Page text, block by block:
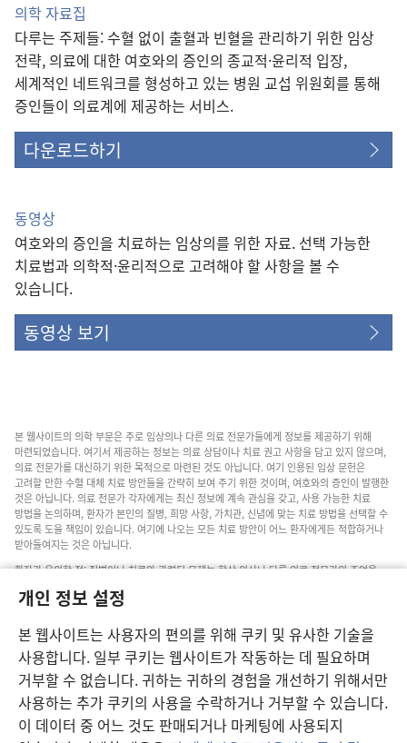
개인 정보 설정
본 웹사이트는 사용자의 편의를 위해 쿠키 및 유사한 기술을
사용합니다. 일부 쿠키는 웹사이트가 작동하는 데 필요하며
거부할 수 없습니다. 귀하는 귀하의 경험을 개선하기 위해서만
사용하는 추가 쿠키의 사용을 수락하거나 거부할 수 있습니다.
이 데이터 중 어느 것도 판매되거나 마케팅에 사용되지
의학 자료집
다루는 주제들: 수혈 없이 출혈과 빈혈을 관리하기 위한 임상
전략, 의료에 대한 여호와의 증인의 종교적·윤리적 입장,
세계적인 네트워크를 형성하고 있는 병원 교섭 위원회를 통해
증인들이 의료계에 제공하는 서비스.
다운로드하기
동영상
여호와의 증인을 치료하는 임상의를 위한 자료. 선택 가능한
치료법과 의학적·윤리적으로 고려해야 할 사항을 볼 수
있습니다.
동영상 보기
본 웹사이트의 의학 부문은 주로 임상의나 다른 의료 전문가들에게 정보를 제공하기 위해
마련되었습니다. 여기서 제공하는 정보는 의료 상담이나 치료 권고 사항을 담고 있지 않으며,
의료 전문가를 대신하기 위한 목적으로 마련된 것도 아닙니다. 여기 인용된 임상 문헌은
고려할 만한 수혈 대체 치료 방안들을 간략히 보여 주기 위한 것이며, 여호와의 증인이 발행한
것은 아닙니다. 의료 전문가 각자에게는 최신 정보에 계속 관심을 갖고, 사용 가능한 치료
방법을 논의하며, 환자가 본인의 질병, 희망 사항, 가치관, 신념에 맞는 치료 방법을 선택할 수
있도록 도울 책임이 있습니다. 여기에 나오는 모든 치료 방안이 어느 환자에게든 적합하거나
받아들여지는 것은 아닙니다.
환자가 유의할 점: 질병이나 치료와 관련된 문제는 항상 의사나 다른 의료 전문가의 조언을
본 웹사이트의 이용은 이 사이트 약관의 제약을 받습니다.
보기 설정